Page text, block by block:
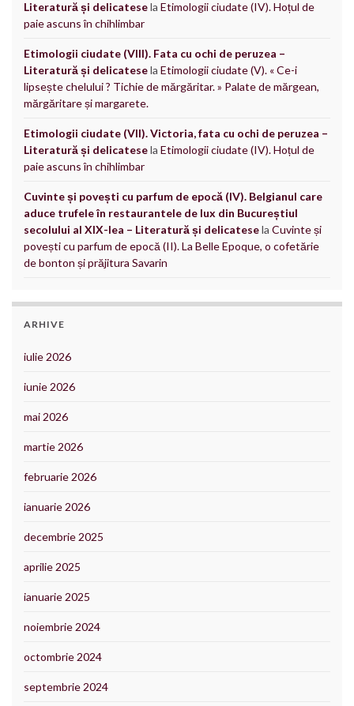
Literatură și delicatesela Etimologii ciudate (IV). Hoțul de
paie ascuns în chihlimbar
Etimologii ciudate (VIII). Fata cu ochi de peruzea –
Literatură și delicatesela Etimologii ciudate (V). « Ce-i
lipsește chelului ? Tichie de mărgăritar. » Palate de mărgean,
mărgăritare și margarete.
Etimologii ciudate (VII). Victoria, fata cu ochi de peruzea –
Literatură și delicatesela Etimologii ciudate (IV). Hoțul de
paie ascuns în chihlimbar
Cuvinte și povești cu parfum de epocă (IV). Belgianul care
aduce trufele în restaurantele de lux din Bucureștiul
secolului al XIX-lea – Literatură și delicatesela Cuvinte și
povești cu parfum de epocă (II). La Belle Epoque, o cofetărie
de bonton și prăjitura Savarin
ARHIVE
iulie 2026
iunie 2026
mai 2026
martie 2026
februarie 2026
ianuarie 2026
decembrie 2025
aprilie 2025
ianuarie 2025
noiembrie 2024
octombrie 2024
septembrie 2024